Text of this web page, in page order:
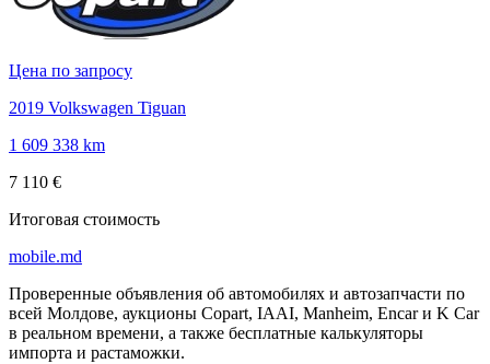
Цена по запросу
2019 Volkswagen Tiguan
1 609 338 km
7 110 €
Итоговая стоимость
mobile.md
Проверенные объявления об автомобилях и автозапчасти по
всей Молдове, аукционы Copart, IAAI, Manheim, Encar и K Car
в реальном времени, а также бесплатные калькуляторы
импорта и растаможки.